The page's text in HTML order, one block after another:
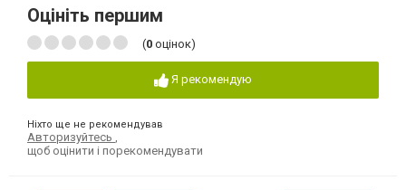
Оцініть першим
(0 оцінок)
Я рекомендую
Ніхто ще не рекомендував
Авторизуйтесь
щоб оцінити і порекомендувати